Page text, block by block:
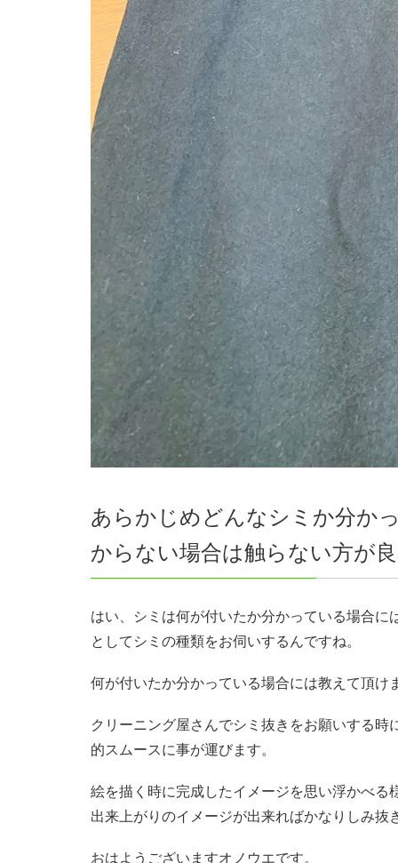
あらかじめどんなシミか分か
からない場合は触らない方が
はい、シミは何が付いたか分かっている場合
としてシミの種類をお伺いするんですね。
何が付いたか分かっている場合には教えて頂け
クリーニング屋さんでシミ抜きをお願いする
的スムースに事が運びます。
絵を描く時に完成したイメージを思い浮かべ
出来上がりのイメージが出来ればかなりしみ抜
おはようございますオノウエです。